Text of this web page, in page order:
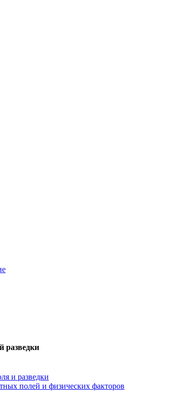
разведки
и разведки
полей и физических факторов